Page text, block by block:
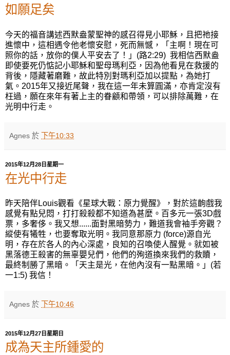
如願足矣
今天的福音講述西默盎蒙聖神的感召得見小耶穌，且把祂接
進懷中，這相遇令他老懷安慰，死而無憾，「主啊！現在可
照你的話，放你的僕人平安去了！」(路2:29) 我相信西默盎
即使要死仍惦記小耶穌和聖母瑪利亞，因為他看見在救援的
背後，隱藏著磨難，故此特別對瑪利亞加以提點，為她打
氣。2015年又接近尾聲，我在這一年未算圓滿，亦肯定沒有
枉過，願在來年有著上主的眷顧和帶領，可以排除萬難，在
光明中行走。
Agnes 於 下午10:33
2015年12月28日星期一
在光中行走
昨天陪伴Louis觀看《星球大戰：原力覺醒》，對於這齣戲我
感覺有點兒悶，打打殺殺都不知道為甚麼。百多元一張3D戲
票，多奢侈。我又想......面對黑暗勢力，難道我會袖手旁觀？
縱使有犧牲，也要奪取光明。我同意那原力 (force)源自光
明，存在於各人的內心深處，良知的召喚使人醒覺。就如被
黑落德王殺害的無辜嬰兒們，他們的殉道換來我們的救贖，
最終制勝了黑暗。「天主是光，在他內沒有一點黑暗。」(若
一1:5) 我信！
Agnes 於 下午10:46
2015年12月27日星期日
成為天主所鍾愛的